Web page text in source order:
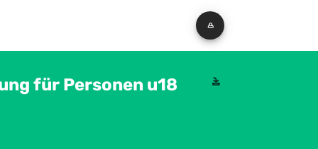
für Personen u18